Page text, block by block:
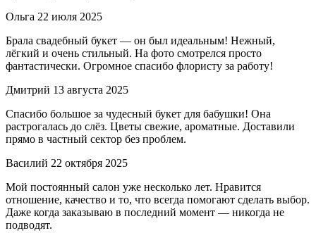
Ольга 22 июля 2025
Брала свадебный букет — он был идеальным! Нежный,
лёгкий и очень стильный. На фото смотрелся просто
фантастически. Огромное спасибо флористу за работу!
Дмитрий 13 августа 2025
Спасибо большое за чудесный букет для бабушки! Она
растрогалась до слёз. Цветы свежие, ароматные. Доставили
прямо в частный сектор без проблем.
Василий 22 октября 2025
Мой постоянный салон уже несколько лет. Нравится
отношение, качество и то, что всегда помогают сделать выбор.
Даже когда заказываю в последний момент — никогда не
подводят.